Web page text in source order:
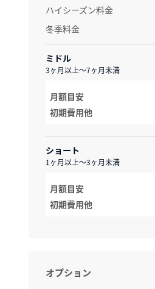
ハイシーズン料金
冬季料金
ミドル
3ヶ月以上～7ヶ月未満
月額目安
初期費用他
ショート
1ヶ月以上～3ヶ月未満
月額目安
初期費用他
オプション